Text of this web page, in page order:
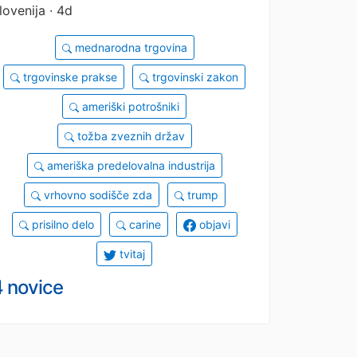
· 4d
mednarodna trgovina
trgovinske prakse trgovinski zakon
ameriški potrošniki
tožba zveznih držav
ameriška predelovalna industrija
vrhovno sodišče zda trump
prisilno delo carine objavi
tvitaj
novice